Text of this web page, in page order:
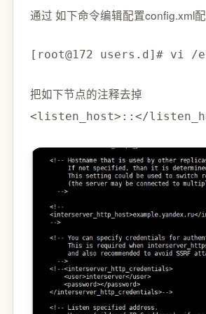
通过 如下命令编辑配置config.xml
[root@172 users.d]# vi
把如下节点的注释去掉
<listen_host>::</